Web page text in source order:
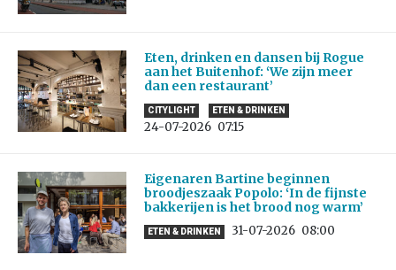
Eten, drinken en dansen bij Rogue
aan het Buitenhof: ‘We zijn meer
dan een restaurant’
CITYLIGHT ETEN & DRINKEN
24-07-2026 07:15
Eigenaren Bartine beginnen
broodjeszaak Popolo: ‘In de fijnste
bakkerijen is het brood nog warm’
ETEN & DRINKEN 31-07-2026 08:00